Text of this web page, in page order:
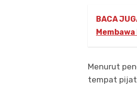
BACA
Menurut
tempat pijat